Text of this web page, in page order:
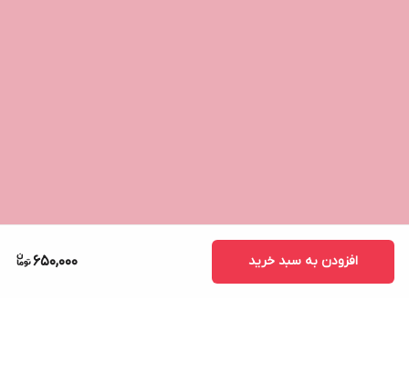
650,000 افزودن به سبد خرید